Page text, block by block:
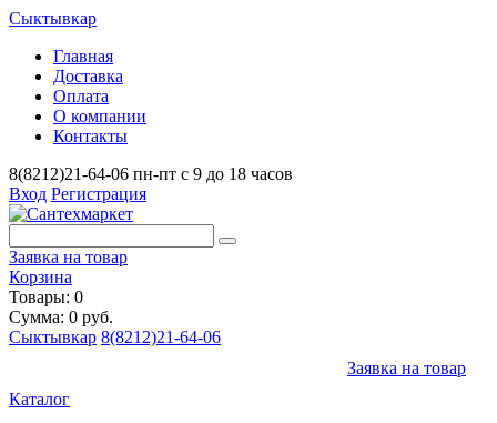
Сыктывкар
Главная
Доставка
Оплата
О компании
Контакты
8(8212)21-64-06 пн-пт с 9 до 18 часов
Вход Регистрация
Заявка на товар
Корзина
Товары: 0
Сумма: 0 руб.
Сыктывкар 8(8212)21-64-06
Заявка на товар
Каталог